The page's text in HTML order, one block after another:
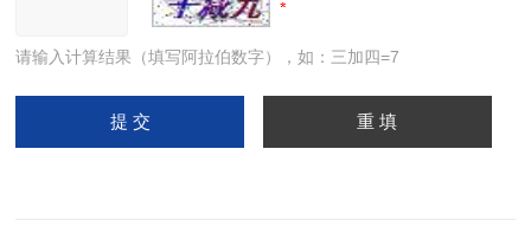
请输入计算结果（填写阿拉伯数字），如：三加四=7